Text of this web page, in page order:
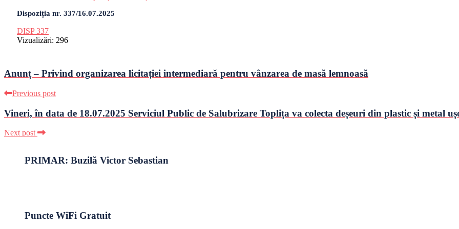
Dispoziția nr. 337/16.07.2025
DISP 337
Vizualizări: 296
Anunț – Privind organizarea licitației intermediară pentru vânzarea de masă lemnoasă
Previous post
Vineri, în data de 18.07.2025 Serviciul Public de Salubrizare Toplița va colecta deșeuri din plastic și metal
Next post
PRIMAR: Buzilă Victor Sebastian
Puncte WiFi Gratuit